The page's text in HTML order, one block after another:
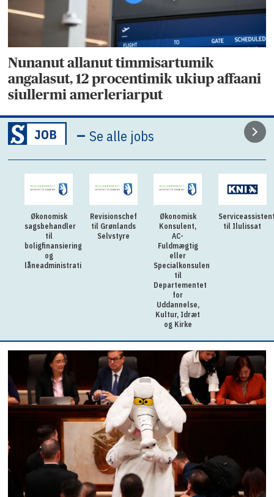
Nunanut allanut timmisartumik
angalasut, 12 procentimik ukiup affaani
siullermi amerleriarput
–Se alle jobs
Økonomisk
sagsbehandler
til
boligfinansiering
og
låneadministration
Revisionschef
til Grønlands
Selvstyre
Økonomisk
Konsulent,
AC-
Fuldmægtig
eller
Specialkonsulent
til
Departementet
for
Uddannelse,
Kultur, Idræt
og Kirke
til Ilulissat